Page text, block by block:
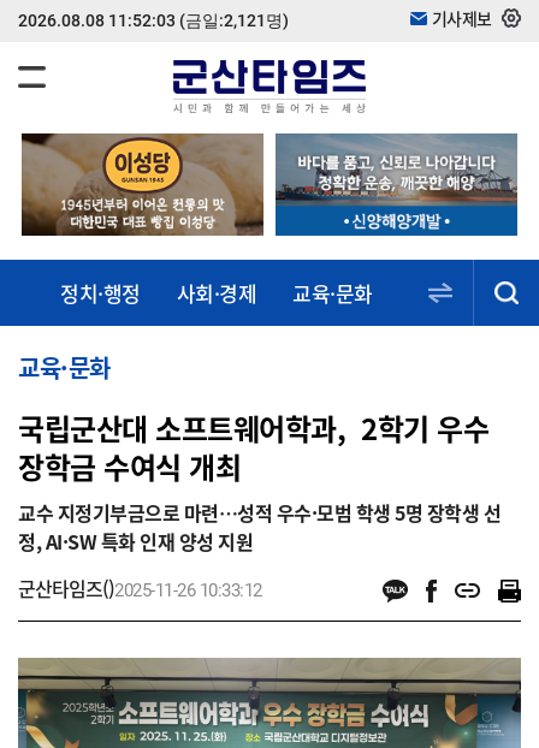
2026.08.08 11:52:03 (금일:2,121명) 기사제보
정치·행정 사회·경제 교육·문화 스포츠·건강
교육·문화
국립군산대 소프트웨어학과, 2학기 우수
장학금 수여식 개최
교수 지정기부금으로 마련…성적 우수·모범 학생 5명 장학생 선
정, AI·SW 특화 인재 양성 지원
군산타임즈()2025-11-26 10:33:12